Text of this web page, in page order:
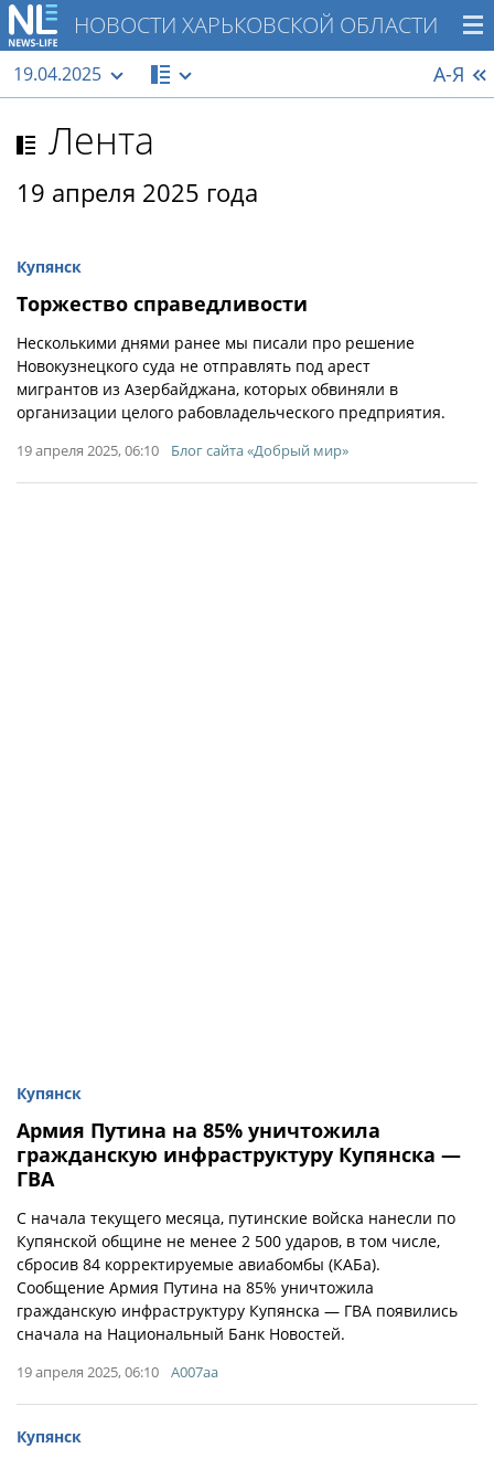
НОВОСТИ ХАРЬКОВСКОЙ ОБЛАСТИ
19.04.2025 А-Я
Лента
19 апреля 2025 года
Купянск
Торжество справедливости
Несколькими днями ранее мы писали про решение
Новокузнецкого суда не отправлять под арест
мигрантов из Азербайджана, которых обвиняли в
организации целого рабовладельческого предприятия.
19 апреля 2025, 06:10 Блог сайта «Добрый мир»
Купянск
Армия Путина на 85% уничтожила
гражданскую инфраструктуру Купянска —
ГВА
С начала текущего месяца, путинские войска нанесли по
Купянской общине не менее 2 500 ударов, в том числе,
сбросив 84 корректируемые авиабомбы (КАБа).
Сообщение Армия Путина на 85% уничтожила
гражданскую инфраструктуру Купянска — ГВА появились
сначала на Национальный Банк Новостей.
19 апреля 2025, 06:10 A007aa
Купянск